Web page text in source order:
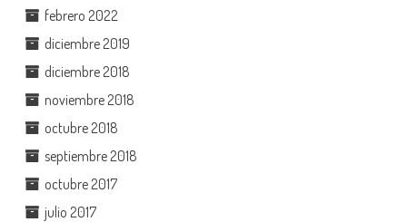
febrero 2022
diciembre 2019
diciembre 2018
noviembre 2018
octubre 2018
septiembre 2018
octubre 2017
julio 2017